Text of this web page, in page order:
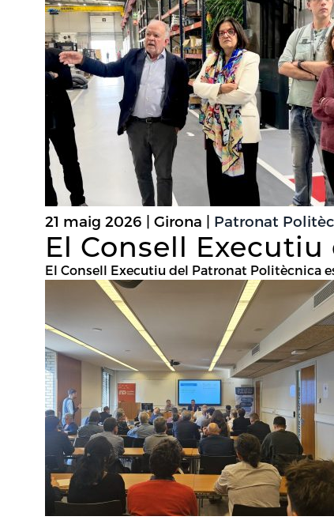
21 maig 2026 | Girona | Patronat
El Consell
El Consell Executiu del Patronat Politècnica